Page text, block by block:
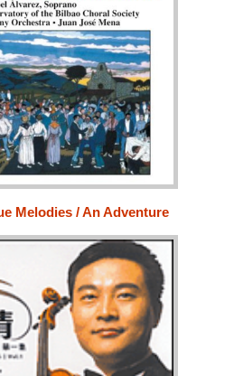
Melodies / An Adventure